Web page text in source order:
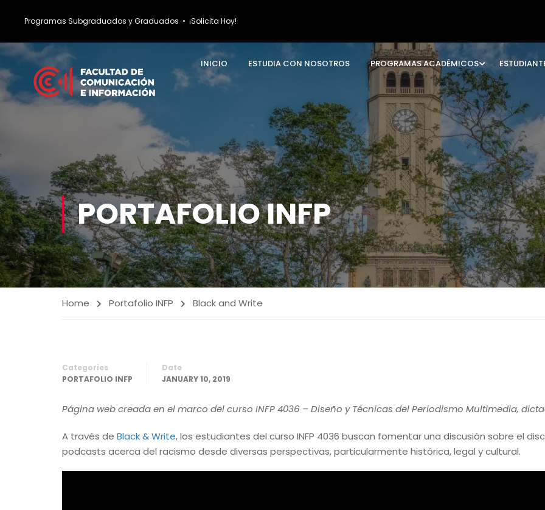
Programas Subgraduados y Graduados • ¡Solicita Hoy!
INICIO ESTUDIA CON NOSOTROS PROGRAMAS ACADÉMICOS
PORTAFOLIO INFP
Home Portafolio INFP Black and Write
Categories
PORTAFOLIO INFP
Date
JANUARY 10, 2019
Página web creada en el marco del curso INFP 4036 – Diseño y Técnicas del Periodismo Multimedia,
A través de Black & Write, los estudiantes del curso INFP 4036 buscan fomentar una discusión sobre el
podcasts acerca del racismo desde diversas perspectivas, particularmente histórica, legal y cultural.